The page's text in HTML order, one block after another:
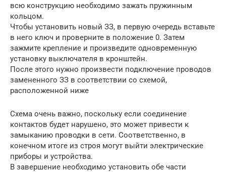
всю конструкцию необходимо зажать пружинным
кольцом.
Чтобы установить новый ЗЗ, в первую очередь вставьте
в него ключ и проверните в положение 0. Затем
зажмите крепление и произведите одновременную
установку выключателя в кронштейн.
После этого нужно произвести подключение проводов
замененного ЗЗ в соответствии со схемой,
расположенной ниже
Схема очень важно, поскольку если соединение
контактов будет нарушено, это может привести к
замыканию проводки в сети. Соответственно, в
конечном итоге из строя могут выйти электрические
приборы и устройства.
В завершение необходимо установить обе части